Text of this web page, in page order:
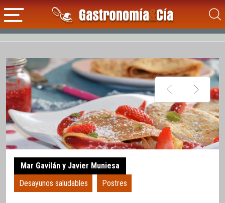
Mar Gavilán y Javier Muniesa
Desayunos saludables
Postres